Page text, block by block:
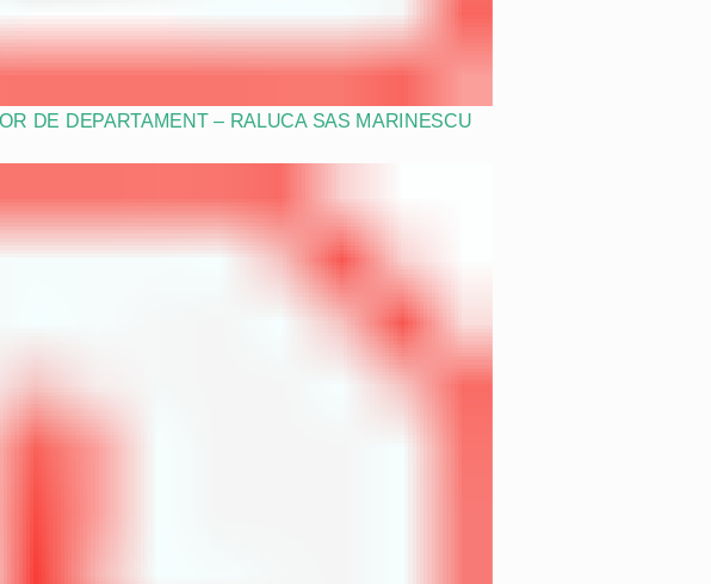
DE DEPARTAMENT – RALUCA SAS MARINESCU